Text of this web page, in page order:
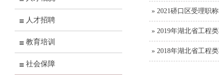
» 2021硚口区受理职
» 2019年湖北省工程
» 2018年湖北省工程
人才招聘
教育培训
社会保障